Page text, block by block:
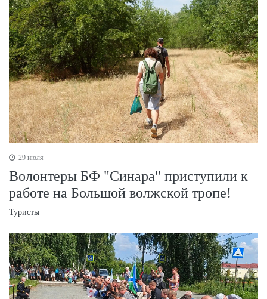
29 июля
Волонтеры БФ "Синара" приступили к
работе на Большой волжской тропе!
Туристы